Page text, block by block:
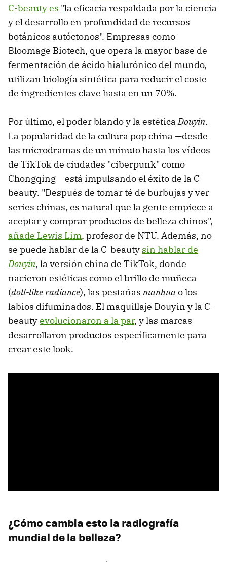
C-beauty es "la eficacia respaldada por la ciencia
y el desarrollo en profundidad de recursos
botánicos autóctonos". Empresas como
Bloomage Biotech, que opera la mayor base de
fermentación de ácido hialurónico del mundo,
utilizan biología sintética para reducir el coste
de ingredientes clave hasta en un 70%.
Por último, el poder blando y la estéticaDouyin.
La popularidad de la cultura pop china —desde
las microdramas de un minuto hasta los vídeos
de TikTok de ciudades "ciberpunk" como
Chongqing— está impulsando el éxito de la C-
beauty. "Después de tomar té de burbujas y ver
series chinas, es natural que la gente empiece a
aceptar y comprar productos de belleza chinos",
añade Lewis Lim, profesor de NTU. Además, no
se puede hablar de la C-beauty sin hablar de
Douyin, la versión china de TikTok, donde
nacieron estéticas como el brillo de muñeca
(doll-like radiance), las pestañas manhuao los
labios difuminados. El maquillaje Douyin y la C-
beautyevolucionaron a la par, y las marcas
desarrollaron productos específicamente para
crear este look.
¿Cómo cambia esto la radiografía
mundial de la belleza?